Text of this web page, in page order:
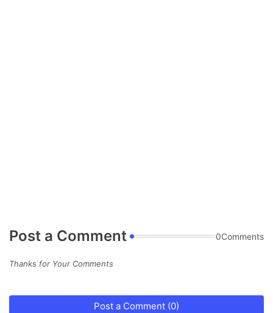
Post a Comment 0Comments
Thanks for Your Comments
Post a Comment (0)